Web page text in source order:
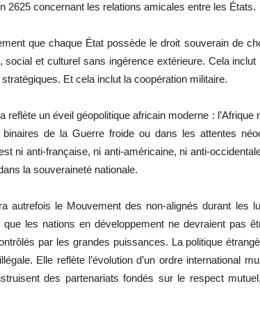
2625 concernant les relations amicales entre les États.
que chaque État possède le droit souverain de
et culturel sans ingérence extérieure. Cela inclut
Et cela inclut la coopération militaire.
un éveil géopolitique africain moderne : l’Afrique
binaires de la Guerre froide ou dans les attentes
ni anti-française, ni anti-américaine, ni anti-
la souveraineté nationale.
autrefois le Mouvement des non-alignés durant les
les nations en développement ne devraient pas
par les grandes puissances. La politique
Elle reflète l’évolution d’un ordre international
des partenariats fondés sur le respect